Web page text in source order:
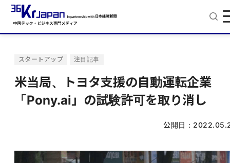
スタートアップ 注目記事
米当局、トヨタ支援の自動運転企業
「Pony.ai」の試験許可を取り消し
公開日：